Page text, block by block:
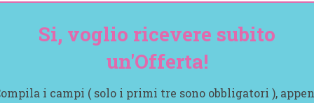
Si, voglio ricevere subito
un'Offerta!
i campi ( solo i primi tre sono obbligatori ),